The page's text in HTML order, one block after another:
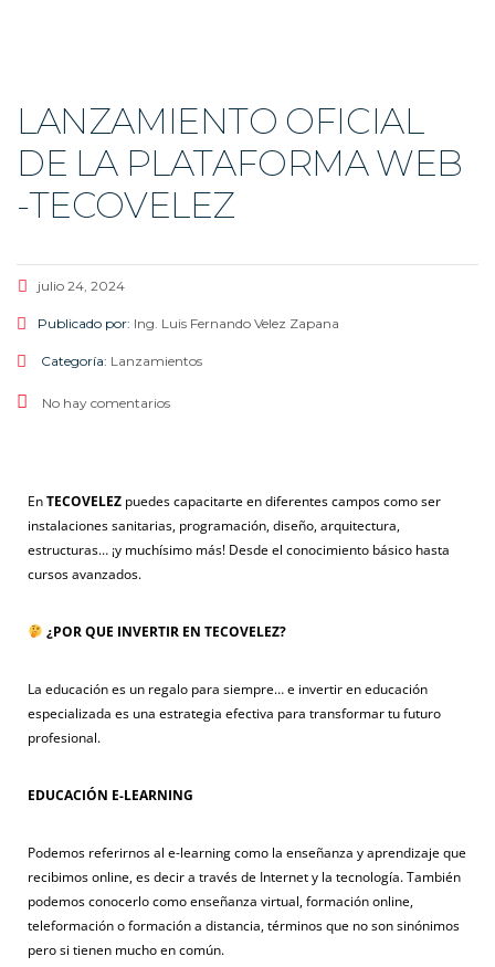
LANZAMIENTO OFICIAL
DE LA PLATAFORMA WEB
-TECOVELEZ
julio 24, 2024
Publicado por: Ing. Luis Fernando Velez Zapana
Categoría: Lanzamientos
No hay comentarios
EnTECOVELEZ puedes capacitarte en diferentes campos como ser
instalaciones sanitarias, programación, diseño, arquitectura,
estructuras… ¡y muchísimo más! Desde el conocimiento básico hasta
cursos avanzados.
¿POR QUE INVERTIR EN TECOVELEZ?
La educación es un regalo para siempre… e invertir en educación
especializada es una estrategia efectiva para transformar tu futuro
profesional.
EDUCACIÓN E-LEARNING
Podemos referirnos al e-learning como la enseñanza y aprendizaje que
recibimos online, es decir a través de Internet y la tecnología. También
podemos conocerlo como enseñanza virtual, formación online,
teleformación o formación a distancia, términos que no son sinónimos
pero si tienen mucho en común.